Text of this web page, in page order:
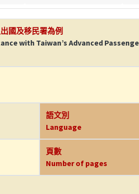
國及移民署為例
with Taiwan’s Advanced
語文別
Language
頁數
Number of pages